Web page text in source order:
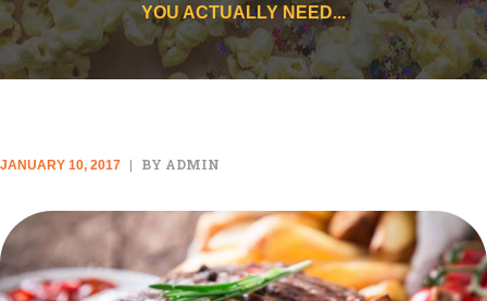
YOU ACTUALLY NEED...
JANUARY 10, 2017 BY ADMIN